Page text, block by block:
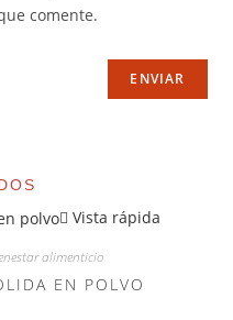
comente.
Vista rápida
alimenticio
EN POLVO